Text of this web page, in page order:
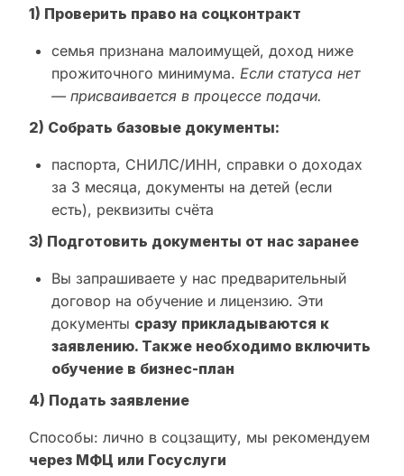
1) Проверить право на соцконтракт
семья признана малоимущей, доход ниже
прожиточного минимума. Если статуса нет
— присваивается в процессе подачи.
2) Собрать базовые документы:
паспорта, СНИЛС/ИНН, справки о доходах
за 3 месяца, документы на детей (если
есть), реквизиты счёта
3) Подготовить документы от нас заранее
Вы запрашиваете у нас предварительный
договор на обучение и лицензию. Эти
документы сразу прикладываются к
заявлению. Также необходимо включить
обучение в бизнес-план
4) Подать заявление
Способы: лично в соцзащиту, мы рекомендуем
через МФЦ или Госуслуги